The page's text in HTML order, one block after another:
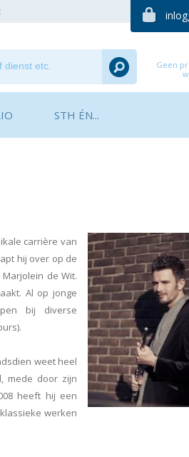
Geen
STH ÉN...
carrière van
hij over op de
de Wit.
Al op jonge
bij diverse
weet heel
mede door zijn
heeft hij een
werken